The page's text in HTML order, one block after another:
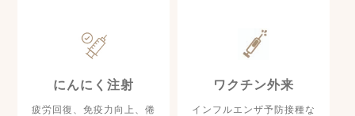
にんにく注射
疲労回復、免疫力向上、倦
ワクチン外来
インフルエンザ予防接種な